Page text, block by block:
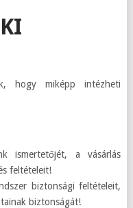
hogy miképp intézheti
ismertetőjét, a vásárlás
feltételeit!
biztonsági feltételeit,
biztonságát!